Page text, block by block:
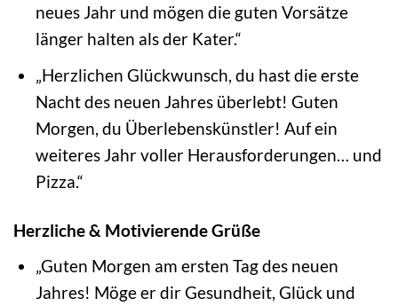
neues Jahr und mögen die guten Vorsätze
länger halten als der Kater.“
„Herzlichen Glückwunsch, du hast die erste
Nacht des neuen Jahres überlebt! Guten
Morgen, du Überlebenskünstler! Auf ein
weiteres Jahr voller Herausforderungen… und
Pizza.“
Herzliche & Motivierende Grüße
„Guten Morgen am ersten Tag des neuen
Jahres! Möge er dir Gesundheit, Glück und